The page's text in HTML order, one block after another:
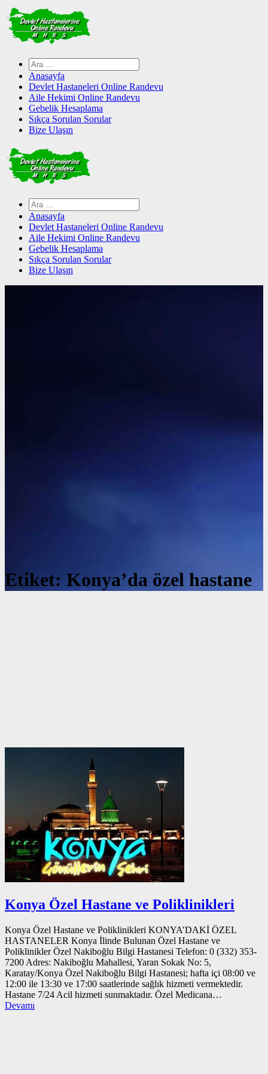
Skip
to
content
Arama:
Anasayfa
Devlet Hastaneleri Online Randevu
Aile Hekimi Online Randevu
Gebelik Hesaplama
Sıkça Sorulan Sorular
Bize Ulaşın
Arama:
Anasayfa
Devlet Hastaneleri Online Randevu
Aile Hekimi Online Randevu
Gebelik Hesaplama
Sıkça Sorulan Sorular
Bize Ulaşın
Etiket: Konya’da özel hastane
Konya Özel Hastane ve Poliklinikleri
Konya Özel Hastane ve Poliklinikleri KONYA’DAKİ ÖZEL
HASTANELER Konya İlinde Bulunan Özel Hastane ve
Poliklinikler Özel Nakiboğlu Bilgi Hastanesi Telefon: 0 (332) 353-
7200 Adres: Nakiboğlu Mahallesi, Yaran Sokak No: 5,
Karatay/Konya Özel Nakiboğlu Bilgi Hastanesi; hafta içi 08:00 ve
12:00 ile 13:30 ve 17:00 saatlerinde sağlık hizmeti vermektedir.
Hastane 7/24 Acil hizmeti sunmaktadır. Özel Medicana…
Devamı